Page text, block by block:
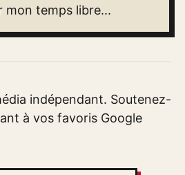
mon temps libre...
indépendant. Soutenez-
à vos favoris Google